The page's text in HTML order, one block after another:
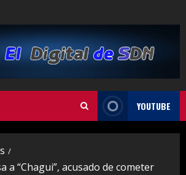
YOUTUBE
a “Chagui”, acusado de cometer